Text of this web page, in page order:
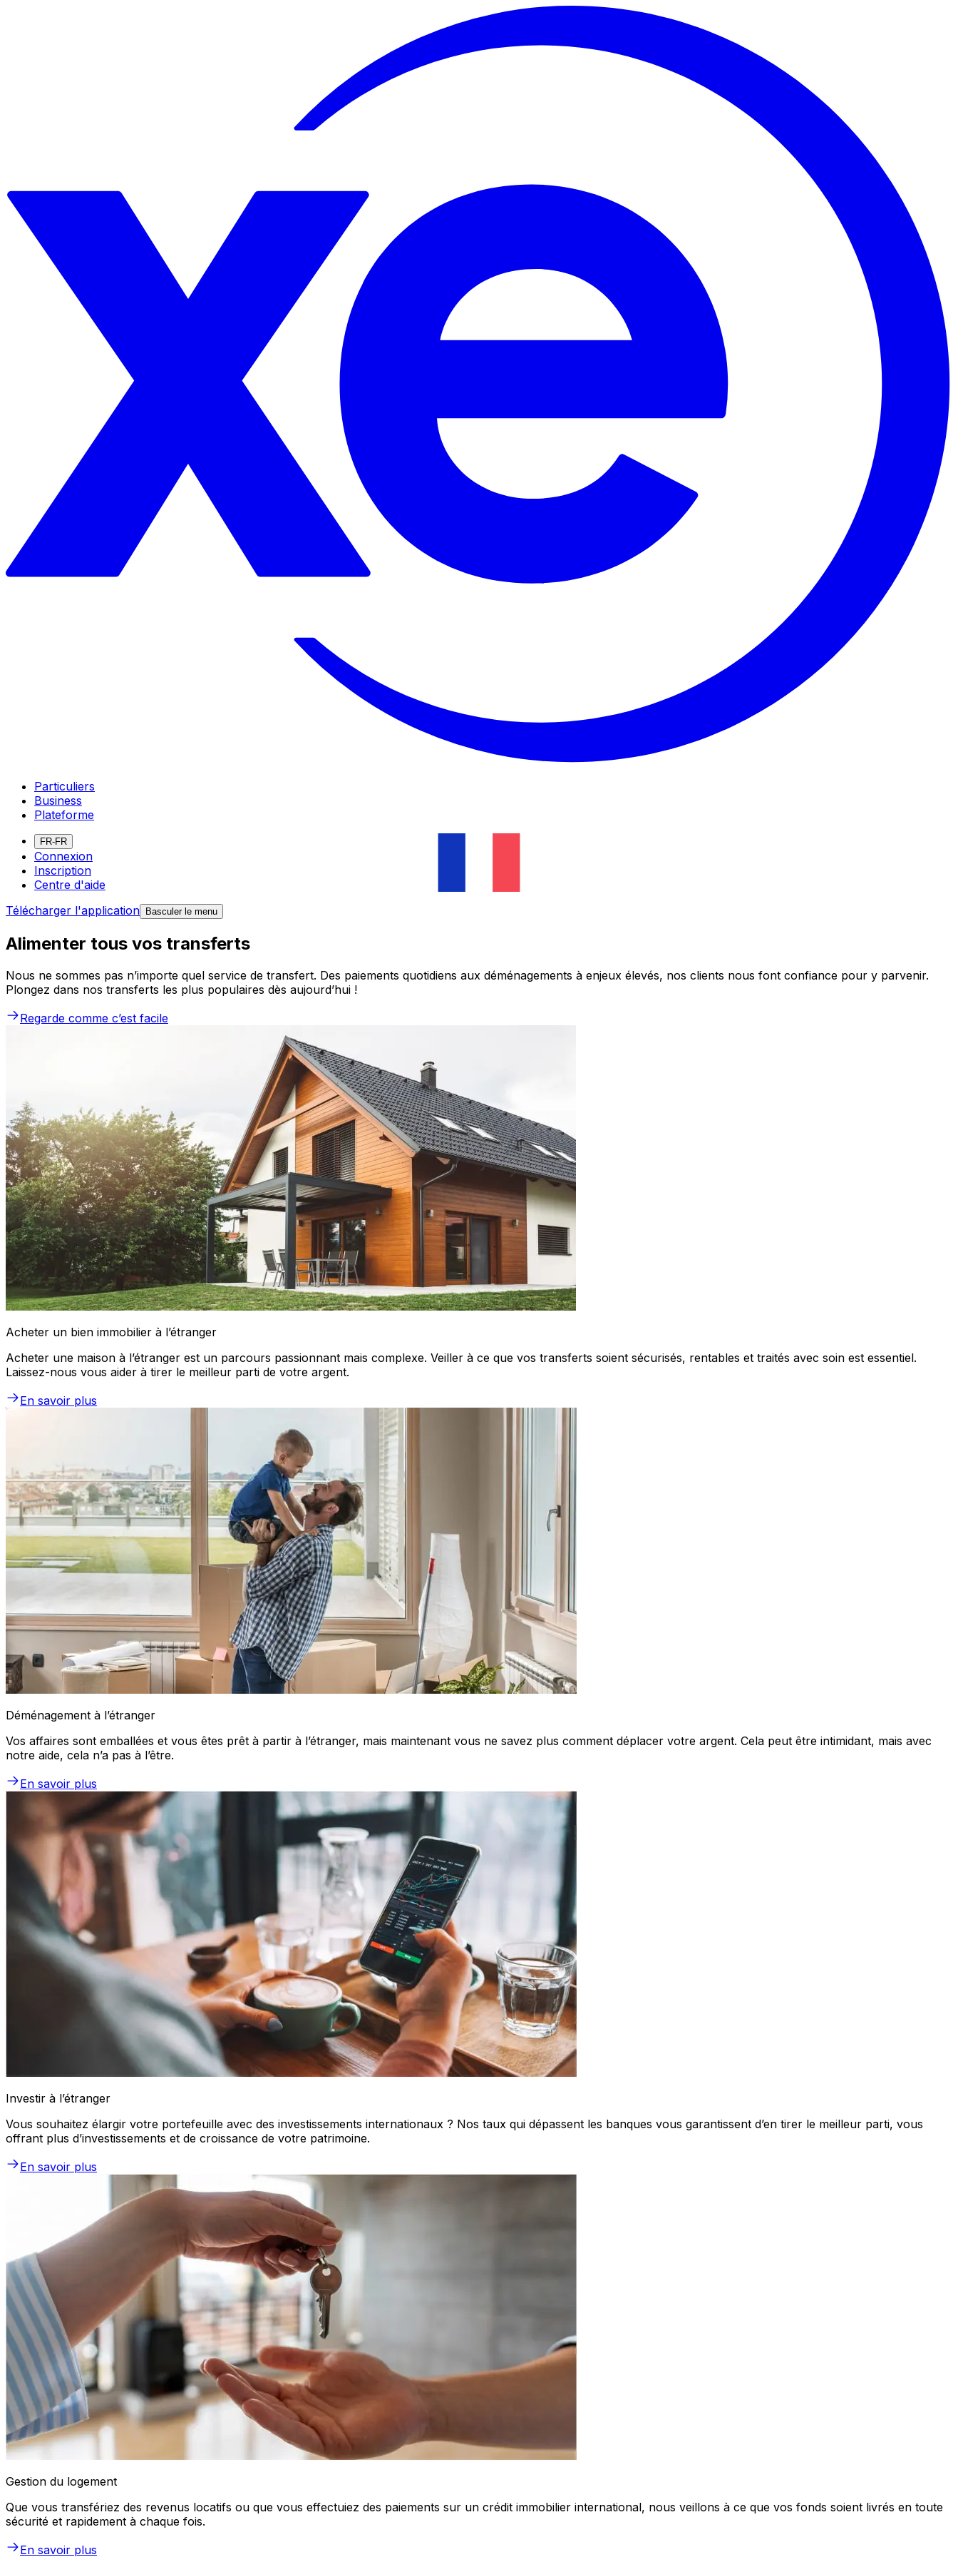
Particuliers
Business
Plateforme
FR-FR
Connexion
Inscription
Centre d'aide
Télécharger l'application Basculer le menu
Alimenter tous vos transferts
Nous ne sommes pas n’importe quel service de transfert. Des paiements quotidiens aux déménagements à enjeux élevés, nos clients nous font confiance pour y parvenir.
Plongez dans nos transferts les plus populaires dès aujourd’hui !
Regarde comme c’est facile
Acheter un bien immobilier à l’étranger
Acheter une maison à l’étranger est un parcours passionnant mais complexe. Veiller à ce que vos transferts soient sécurisés, rentables et traités avec soin est essentiel.
Laissez-nous vous aider à tirer le meilleur parti de votre argent.
En savoir plus
Déménagement à l’étranger
Vos affaires sont emballées et vous êtes prêt à partir à l’étranger, mais maintenant vous ne savez plus comment déplacer votre argent. Cela peut être intimidant, mais avec
notre aide, cela n’a pas à l’être.
En savoir plus
Investir à l’étranger
Vous souhaitez élargir votre portefeuille avec des investissements internationaux ? Nos taux qui dépassent les banques vous garantissent d’en tirer le meilleur parti, vous
offrant plus d’investissements et de croissance de votre patrimoine.
En savoir plus
Gestion du logement
Que vous transfériez des revenus locatifs ou que vous effectuiez des paiements sur un crédit immobilier international, nous veillons à ce que vos fonds soient livrés en toute
sécurité et rapidement à chaque fois.
En savoir plus